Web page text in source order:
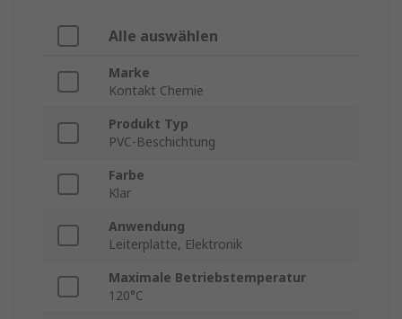
Alle auswählen
Marke
Kontakt Chemie
Produkt Typ
PVC-Beschichtung
Farbe
Klar
Anwendung
Leiterplatte, Elektronik
Maximale Betriebstemperatur
120°C